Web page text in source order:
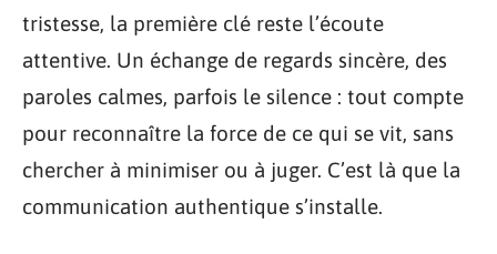
tristesse, la première clé reste l’écoute
attentive. Un échange de regards sincère, des
paroles calmes, parfois le silence : tout compte
pour reconnaître la force de ce qui se vit, sans
chercher à minimiser ou à juger. C’est là que la
communication authentique s’installe.